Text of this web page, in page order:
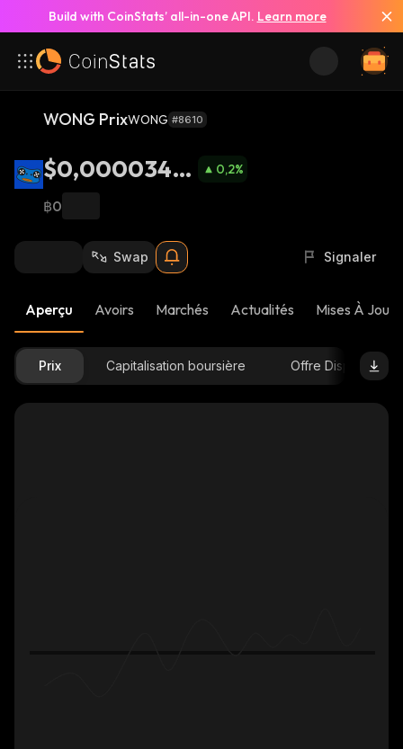
Build with CoinStats’ all-in-one API. Learn more
WONG PrixWONG #8610
$0,0000346
5
0,2%
฿0
Swap Signaler
Aperçu Avoirs Marchés Actualités Mises À Jour
Prix Capitalisation boursière Offre Disponible